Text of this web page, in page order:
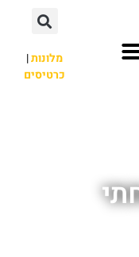
מלונות|
כרטיסים